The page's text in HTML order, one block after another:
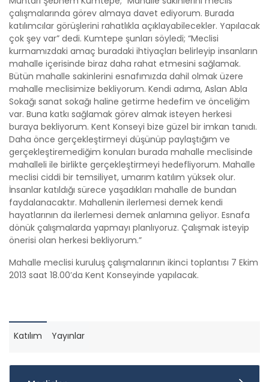
çalışmalarında görev almaya davet ediyorum. Burada
katılımcılar görüşlerini rahatlıkla açıklayabilecekler. Yapılacak
çok şey var” dedi. Kumtepe şunları söyledi; “Meclisi
kurmamızdaki amaç buradaki ihtiyaçları belirleyip insanların
mahalle içerisinde biraz daha rahat etmesini sağlamak.
Bütün mahalle sakinlerini esnafımızda dahil olmak üzere
mahalle meclisimize bekliyorum. Kendi adıma, Aslan Abla
Sokağı sanat sokağı haline getirme hedefim ve önceliğim
var. Buna katkı sağlamak görev almak isteyen herkesi
buraya bekliyorum. Kent Konseyi bize güzel bir imkan tanıdı.
Daha önce gerçekleştirmeyi düşünüp paylaştığım ve
gerçekleştiremediğim konuları burada mahalle meclisinde
mahalleli ile birlikte gerçekleştirmeyi hedefliyorum. Mahalle
meclisi ciddi bir temsiliyet, umarım katılım yüksek olur.
İnsanlar katıldığı sürece yaşadıkları mahalle de bundan
faydalanacaktır. Mahallenin ilerlemesi demek kendi
hayatlarının da ilerlemesi demek anlamına geliyor. Esnafa
dönük çalışmalarda yapmayı planlıyoruz. Çalışmak isteyip
önerisi olan herkesi bekliyorum.”
Mahalle meclisi kuruluş çalışmalarının ikinci toplantısı 7 Ekim
2013 saat 18.00’da Kent Konseyinde yapılacak.
Katılım Yayınlar